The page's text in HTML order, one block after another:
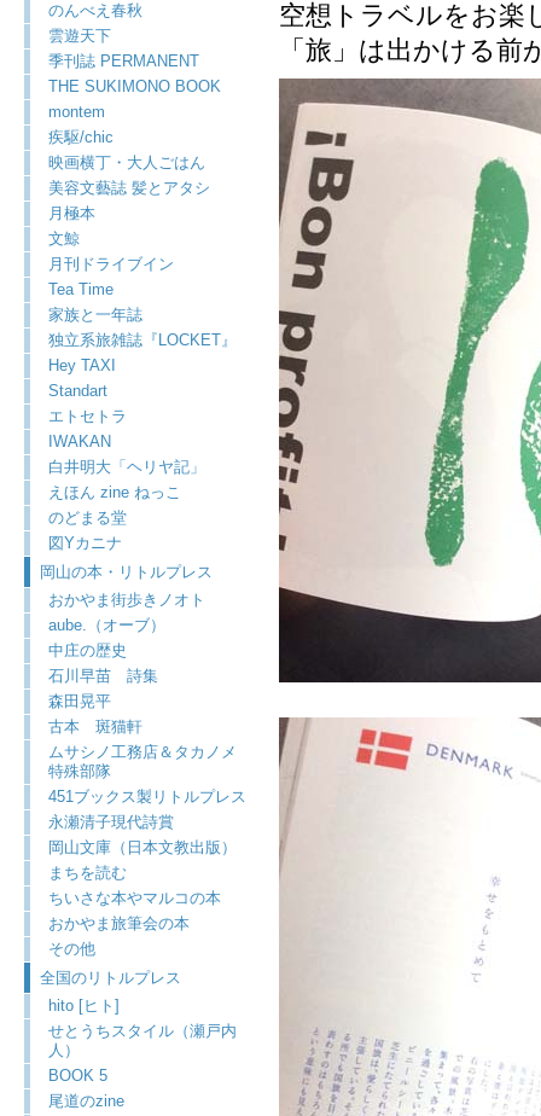
のんべえ春秋
雲遊天下
季刊誌 PERMANENT
THE SUKIMONO BOOK
montem
疾駆/chic
映画横丁・大人ごはん
美容文藝誌 髪とアタシ
月極本
文鯨
月刊ドライブイン
Tea Time
家族と一年誌
独立系旅雑誌『LOCKET』
Hey TAXI
Standart
エトセトラ
IWAKAN
白井明大「ヘリヤ記」
えほん zine ねっこ
のどまる堂
図Yカニナ
岡山の本・リトルプレス
おかやま街歩きノオト
aube.（オーブ）
中庄の歴史
石川早苗 詩集
森田晃平
古本 斑猫軒
ムサシノ工務店＆タカノメ
特殊部隊
451ブックス製リトルプレス
永瀬清子現代詩賞
岡山文庫（日本文教出版）
まちを読む
ちいさな本やマルコの本
おかやま旅筆会の本
その他
全国のリトルプレス
hito [ヒト]
せとうちスタイル（瀬戸内
人）
BOOK 5
尾道のzine
空想トラベルをお楽
「旅」は出かける